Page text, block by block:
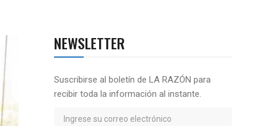
NEWSLETTER
Suscribirse al boletín de LA RAZÓN para
recibir toda la información al instante.